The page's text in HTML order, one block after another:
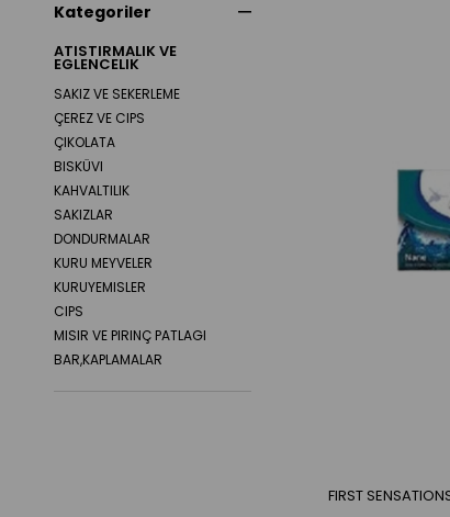
Kategoriler
ATISTIRMALIK VE
EGLENCELIK
SAKIZ VE SEKERLEME
ÇEREZ VE CIPS
ÇIKOLATA
BISKÜVI
KAHVALTILIK
SAKIZLAR
DONDURMALAR
KURU MEYVELER
KURUYEMISLER
CIPS
MISIR VE PIRINÇ PATLAGI
BAR,KAPLAMALAR
FIRST